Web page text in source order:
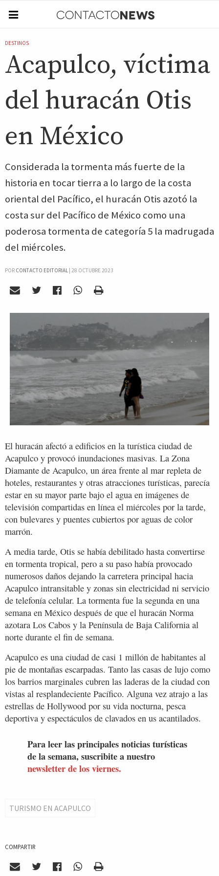
DESTINOS
Acapulco, víctima
del huracán Otis
en México
Considerada la tormenta más fuerte de la
historia en tocar tierra a lo largo de la costa
oriental del Pacífico, el huracán Otis azotó la
costa sur del Pacífico de México como una
poderosa tormenta de categoría 5 la madrugada
del miércoles.
POR CONTACTO EDITORIAL| 28 OCTUBRE 2023
El huracán afectó a edificios en la turística ciudad de
Acapulco y provocó inundaciones masivas. La Zona
Diamante de Acapulco, un área frente al mar repleta de
hoteles, restaurantes y otras atracciones turísticas, parecía
estar en su mayor parte bajo el agua en imágenes de
televisión compartidas en línea el miércoles por la tarde,
con bulevares y puentes cubiertos por aguas de color
marrón.
A media tarde, Otis se había debilitado hasta convertirse
en tormenta tropical, pero a su paso había provocado
numerosos daños dejando la carretera principal hacia
Acapulco intransitable y zonas sin electricidad ni servicio
de telefonía celular. La tormenta fue la segunda en una
semana en México después de que el huracán Norma
azotara Los Cabos y la Península de Baja California al
norte durante el fin de semana.
Acapulco es una ciudad de casi 1 millón de habitantes al
pie de montañas escarpadas. Tanto las casas de lujo como
los barrios marginales cubren las laderas de la ciudad con
vistas al resplandeciente Pacífico. Alguna vez atrajo a las
estrellas de Hollywood por su vida nocturna, pesca
deportiva y espectáculos de clavados en us acantilados.
Para leer las principales noticias turísticas
de la semana, suscribite a nuestro
newsletter de los viernes.
TURISMO EN ACAPULCO
COMPARTIR